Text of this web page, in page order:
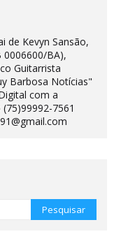
de Kevyn Sansão,
0006600/BA),
Guitarrista
Barbosa Notícias"
com a
7561